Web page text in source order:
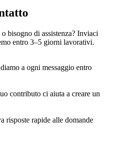
bisogno di assistenza? Inviaci
entro 3–5 giorni lavorativi.
a ogni messaggio entro
contributo ci aiuta a creare un
risposte rapide alle domande